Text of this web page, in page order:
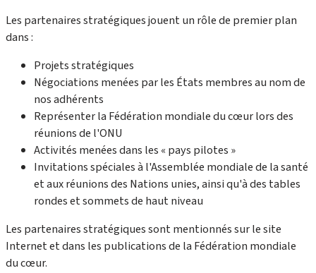
Les partenaires stratégiques jouent un rôle de premier plan
dans :
Projets stratégiques
Négociations menées par les États membres au nom de
nos adhérents
Représenter la Fédération mondiale du cœur lors des
réunions de l'ONU
Activités menées dans les « pays pilotes »
Invitations spéciales à l'Assemblée mondiale de la santé
et aux réunions des Nations unies, ainsi qu'à des tables
rondes et sommets de haut niveau
Les partenaires stratégiques sont mentionnés sur le site
Internet et dans les publications de la Fédération mondiale
du cœur.